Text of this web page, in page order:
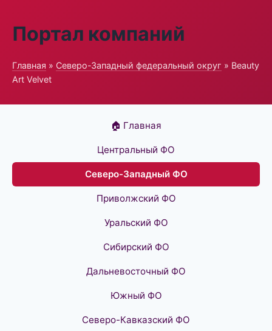
Портал компаний
Главная » Северо-Западный федеральный округ » Beauty
Art Velvet
🏠 Главная
Центральный ФО
Северо-Западный ФО
Приволжский ФО
Уральский ФО
Сибирский ФО
Дальневосточный ФО
Южный ФО
Северо-Кавказский ФО